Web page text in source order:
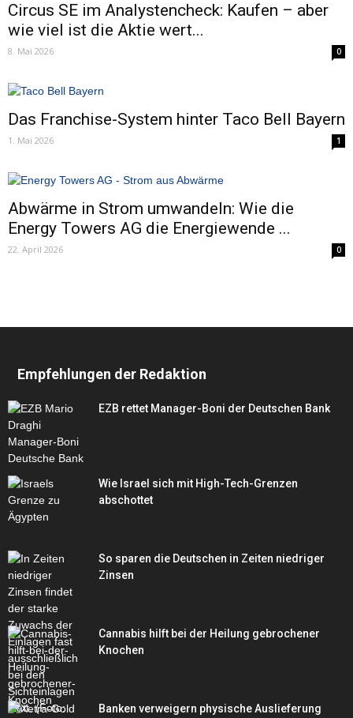
Circus SE im Analystencheck: Kaufen – aber
wie viel ist die Aktie wert...
8. Mai 2026 0
Das Franchise-System hinter Taco Bell Bayern
1. Mai 2026 1
Abwärme in Strom umwandeln: Wie die
Energy Towers AG die Energiewende ...
22. April 2026 0
Empfehlungen der Redaktion
EZB rettet Manager-Boni der Deutschen Bank
Wie Israel sich mit High-Tech-Grenzen
abschottet
So sparen die Deutschen in Zeiten niedriger
Zinsen
Cannabis hilft bei der Heilung gebrochener
Knochen
Banken verweigern physische Auslieferung